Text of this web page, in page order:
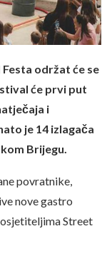
održat će se
će prvi put
i
je 14 izlagača
Brijegu.
povratnike,
nove gastro
Street